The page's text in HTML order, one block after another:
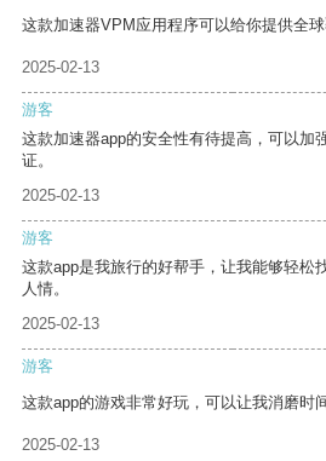
这款加速器VPM应用程序可以给你提供全球
2025-02-13
游客
这款加速器app的安全性有待提高，可以加
证。
2025-02-13
游客
这款app是我旅行的好帮手，让我能够轻松
人情。
2025-02-13
游客
这款app的游戏非常好玩，可以让我消磨时间
2025-02-13